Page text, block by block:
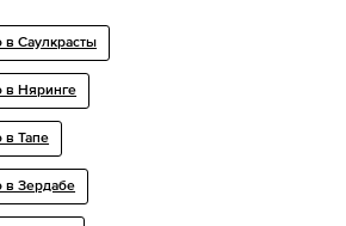
в Саулкрасты
в Няринге
в Тапе
в Зердабе